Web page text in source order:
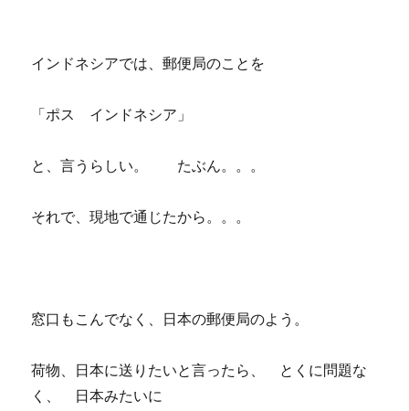
インドネシアでは、郵便局のことを
「ポス インドネシア」
と、言うらしい。 たぶん。。。
それで、現地で通じたから。。。
窓口もこんでなく、日本の郵便局のよう。
荷物、日本に送りたいと言ったら、 とくに問題な
く、 日本みたいに